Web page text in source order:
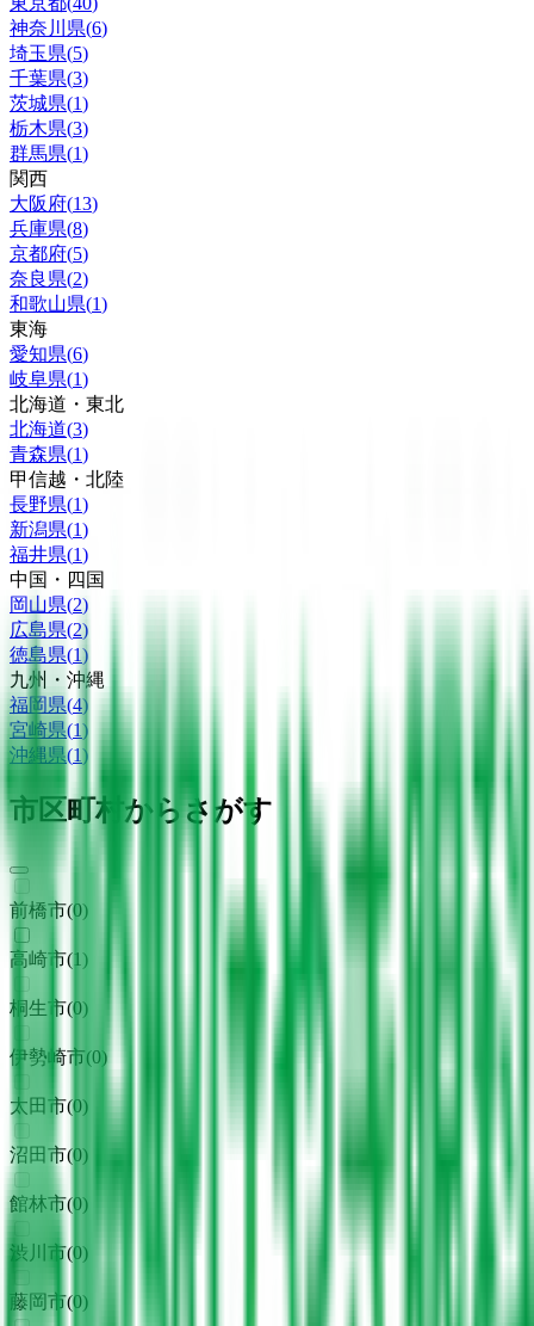
神奈川県(6)
埼玉県(5)
千葉県(3)
茨城県(1)
栃木県(3)
群馬県(1)
関西
大阪府(13)
兵庫県(8)
京都府(5)
奈良県(2)
和歌山県(1)
東海
愛知県(6)
岐阜県(1)
北海道・東北
北海道(3)
青森県(1)
甲信越・北陸
長野県(1)
新潟県(1)
福井県(1)
中国・四国
岡山県(2)
広島県(2)
徳島県(1)
九州・沖縄
福岡県(4)
宮崎県(1)
沖縄県(1)
市区町村からさがす
前橋市(0)
高崎市(1)
桐生市(0)
伊勢崎市(0)
太田市(0)
沼田市(0)
館林市(0)
渋川市(0)
藤岡市(0)